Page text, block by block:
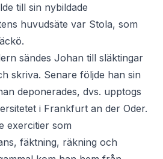
till sin nybildade
huvudsäte var Stola, som
sändes Johan till släktingar
skriva. Senare följde han sin
deponerades, dvs. upptogs
i Frankfurt an der Oder.
exercitier som
fäktning, räkning och